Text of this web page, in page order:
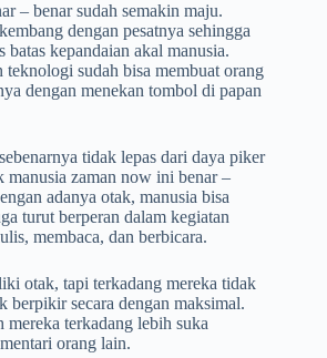
– benar sudah semakin maju.
dengan pesatnya sehingga
batas kepandaian akal manusia.
sudah bisa membuat orang
dengan menekan tombol di papan
tidak lepas dari daya piker
manusia zaman now ini benar –
adanya otak, manusia bisa
turut berperan dalam kegiatan
membaca, dan berbicara.
otak, tapi terkadang mereka tidak
berpikir secara dengan maksimal.
terkadang lebih suka
orang lain.